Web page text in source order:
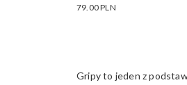
79.00 PLN
Gripy to jeden z